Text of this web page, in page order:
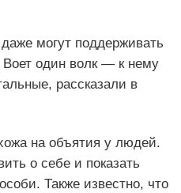
могут поддерживать
Воет один волк — к нему
рассказали в
на объятия у людей.
о себе и показать
Также известно, что